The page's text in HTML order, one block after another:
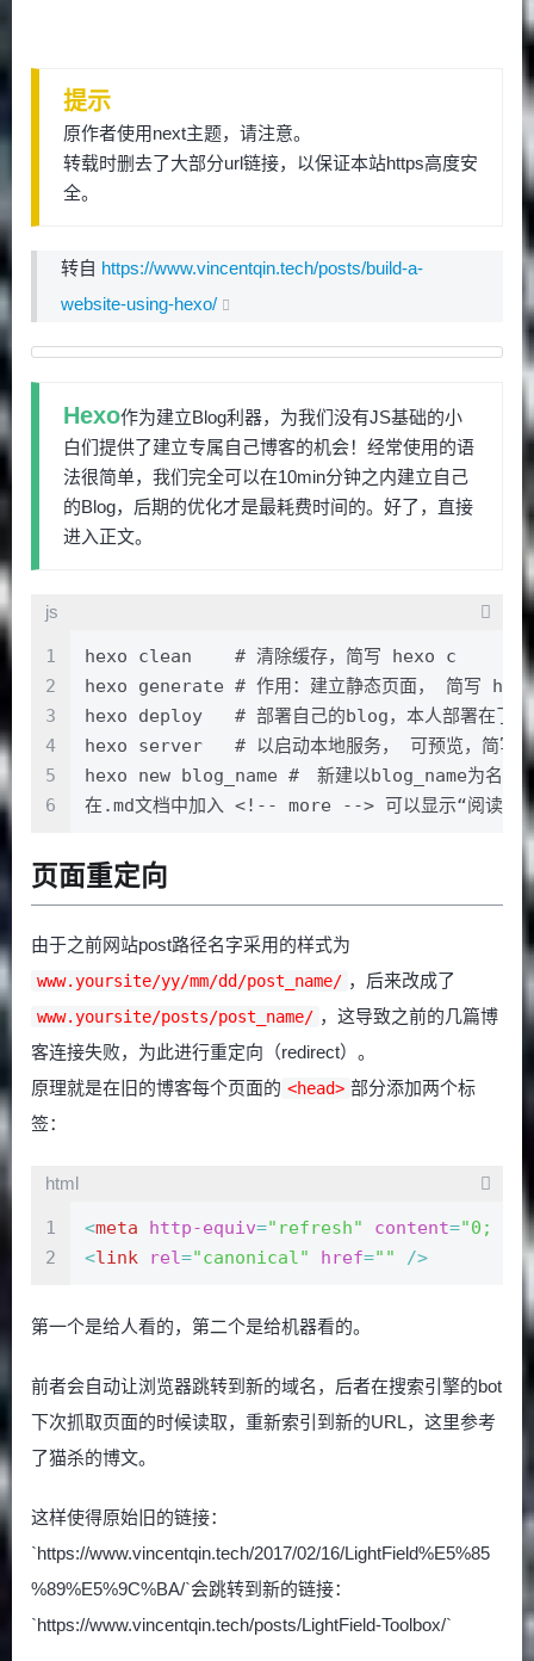
提示
原作者使用next主题，请注意。
转载时删去了大部分url链接，以保证本站https高度安
全。
转自 https://www.vincentqin.tech/posts/build-a-
website-using-hexo/
Hexo作为建立Blog利器，为我们没有JS基础的小
白们提供了建立专属自己博客的机会！经常使用的语
法很简单，我们完全可以在10min分钟之内建立自己
的Blog，后期的优化才是最耗费时间的。好了，直接
进入正文。
js
1
2
3
4
5
6
hexo clean    # 清除缓存，简写 hexo c
hexo generate # 作用：建立静态页面， 简写
hexo deploy   # 部署自己的blog，本人部署在了
hexo server   # 以启动本地服务， 可预览，简写
hexo new blog_name #　新建以blog_name为名的
在.md文档中加入 <!-- more --> 可以显示“阅读全
页面重定向
由于之前网站post路径名字采用的样式为
www.yoursite/yy/mm/dd/post_name/ ，后来改成了
www.yoursite/posts/post_name/ ，这导致之前的几篇博
客连接失败，为此进行重定向（redirect）。
原理就是在旧的博客每个页面的 <head> 部分添加两个标
签：
html
1
2
<meta http-equiv="refresh" content="0;
<link rel="canonical" href="" />
第一个是给人看的，第二个是给机器看的。
前者会自动让浏览器跳转到新的域名，后者在搜索引擎的bot
下次抓取页面的时候读取，重新索引到新的URL，这里参考
了猫杀的博文。
这样使得原始旧的链接：
`https://www.vincentqin.tech/2017/02/16/LightField%E5%85
%89%E5%9C%BA/`会跳转到新的链接：
`https://www.vincentqin.tech/posts/LightField-Toolbox/`